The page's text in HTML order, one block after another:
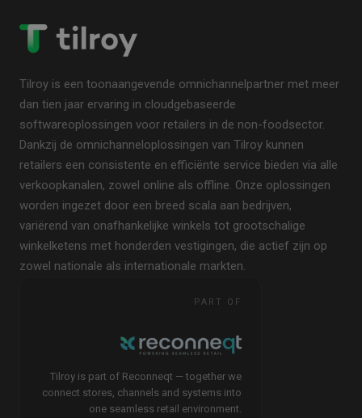
Tilroy is een toonaangevende omnichannelpartner met meer
dan tien jaar ervaring in cloudgebaseerde
softwareoplossingen voor retailers in de non-foodsector.
Dankzij de omnichanneloplossingen van Tilroy kunnen
retailers een consistente en efficiënte service bieden via alle
verkoopkanalen, zowel online als offline. Onze oplossingen
worden ingezet door een breed scala aan bedrijven,
variërend van onafhankelijke winkels tot grootschalige
winkelketens met honderden vestigingen, die actief zijn op
zowel nationale als internationale markten.
PART OF
Tilroy is part of Reconneqt — together we
connect stores, channels and systems into
one seamless retail environment.